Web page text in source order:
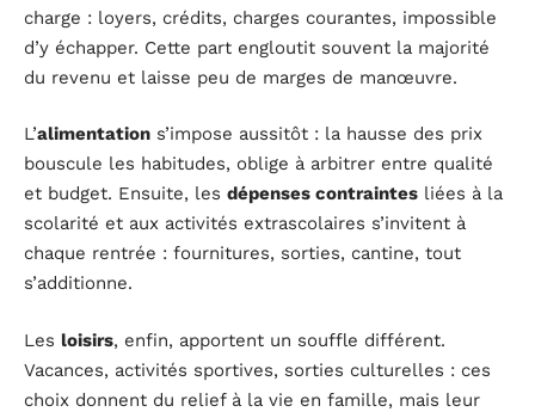
charge : loyers, crédits, charges courantes, impossible
d’y échapper. Cette part engloutit souvent la majorité
du revenu et laisse peu de marges de manœuvre.
L’alimentation s’impose aussitôt : la hausse des prix
bouscule les habitudes, oblige à arbitrer entre qualité
et budget. Ensuite, les dépenses contraintes liées à la
scolarité et aux activités extrascolaires s’invitent à
chaque rentrée : fournitures, sorties, cantine, tout
s’additionne.
Les loisirs, enfin, apportent un souffle différent.
Vacances, activités sportives, sorties culturelles : ces
choix donnent du relief à la vie en famille, mais leur